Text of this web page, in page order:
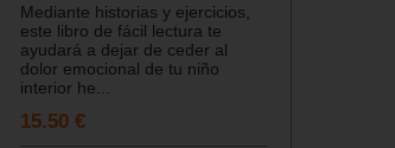
Mediante historias y ejercicios,
este libro de fácil lectura te
ayudará a dejar de ceder al
dolor emocional de tu niño
interior he...
15.50 €